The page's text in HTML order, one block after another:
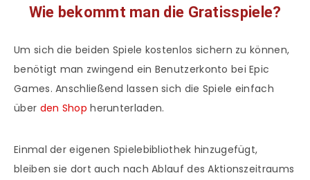
Wie bekommt man die Gratisspiele?
Um sich die beiden Spiele kostenlos sichern zu können,
benötigt man zwingend ein Benutzerkonto bei Epic
Games. Anschließend lassen sich die Spiele einfach
über den Shop herunterladen.
Einmal der eigenen Spielebibliothek hinzugefügt,
bleiben sie dort auch nach Ablauf des Aktionszeitraums